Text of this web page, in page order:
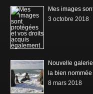
Mes images
3 octobre 2018
Nouvelle
la bien nommée
8 mars 2018